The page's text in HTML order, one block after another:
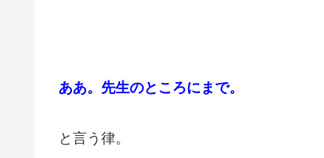
ああ。先生のところにまで。
と言う律。